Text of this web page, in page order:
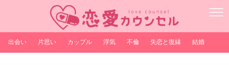
出会い 片思い カップル 浮気 不倫 失恋と復縁 結婚